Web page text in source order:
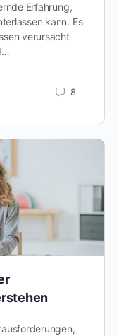
Erfahrung,
kann. Es
verursacht
8